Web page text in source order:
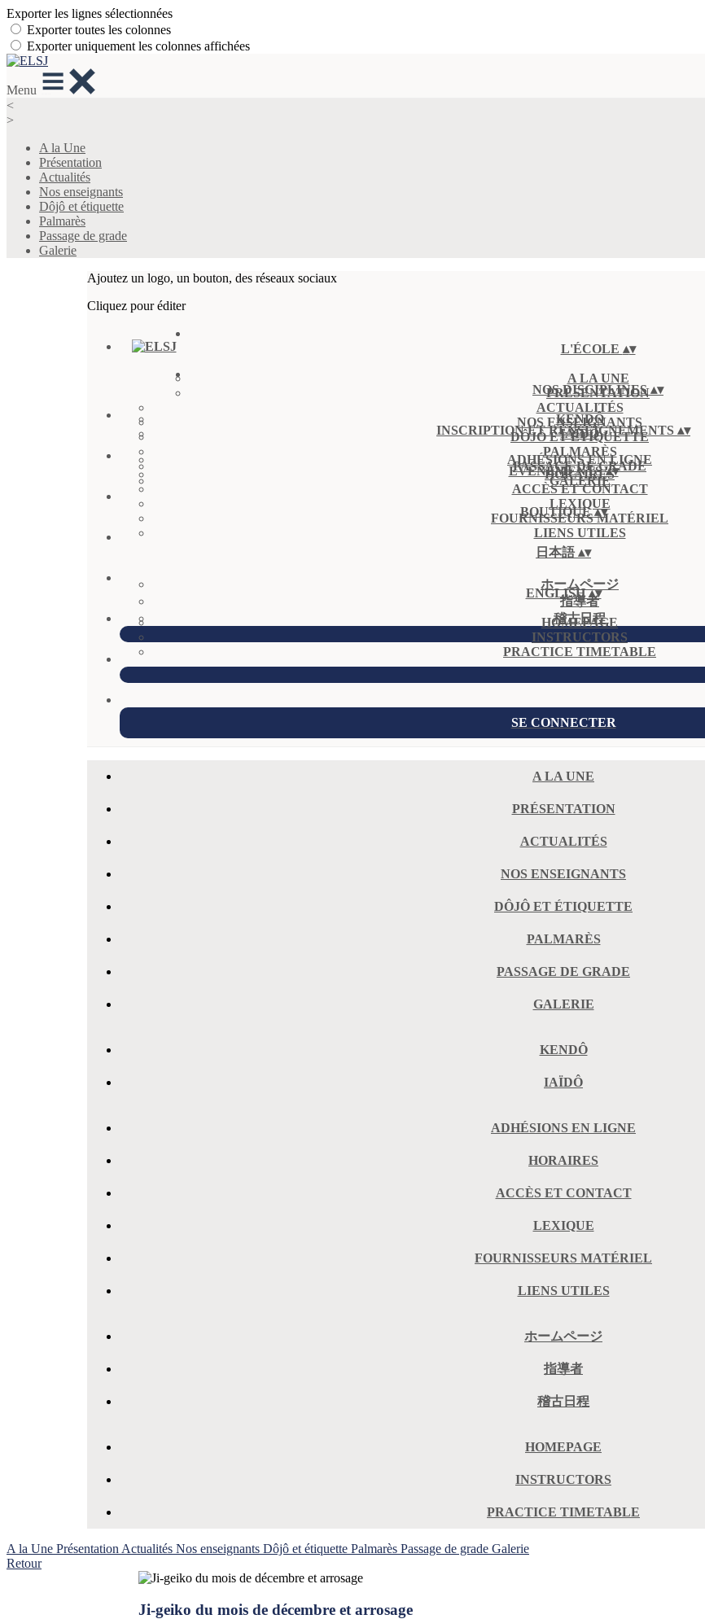
Exporter les lignes sélectionnées
Exporter toutes les colonnes
Exporter uniquement les colonnes affichées
Menu
<
>
A la Une
Présentation
Actualités
Nos enseignants
Dôjô et étiquette
Palmarès
Passage de grade
Galerie
Ajoutez un logo, un bouton, des réseaux sociaux
Cliquez pour éditer
L'ÉCOLE ▴▾
A LA UNE
PRÉSENTATION
ACTUALITÉS
NOS ENSEIGNANTS
DÔJÔ ET ÉTIQUETTE
PALMARÈS
PASSAGE DE GRADE
GALERIE
NOS DISCIPLINES▴▾
KENDÔ
IAÏDÔ
INSCRIPTION ET RENSEIGNEMENTS ▴▾
ADHÉSIONS EN LIGNE
HORAIRES
ACCÈS ET CONTACT
LEXIQUE
FOURNISSEURS MATÉRIEL
LIENS UTILES
ÉVÈNEMENTS▴▾
BOUTIQUE▴▾
日本語▴▾
ホームページ
指導者
稽古日程
ENGLISH▴▾
HOMEPAGE
INSTRUCTORS
PRACTICE TIMETABLE
SE CONNECTER
A LA UNE
PRÉSENTATION
ACTUALITÉS
NOS ENSEIGNANTS
DÔJÔ ET ÉTIQUETTE
PALMARÈS
PASSAGE DE GRADE
GALERIE
KENDÔ
IAÏDÔ
ADHÉSIONS EN LIGNE
HORAIRES
ACCÈS ET CONTACT
LEXIQUE
FOURNISSEURS MATÉRIEL
LIENS UTILES
ホームページ
指導者
稽古日程
HOMEPAGE
INSTRUCTORS
PRACTICE TIMETABLE
A la Une Présentation Actualités Nos enseignants Dôjô et étiquette Palmarès Passage de grade Galerie
Retour
Ji-geiko du mois de décembre et arrosage